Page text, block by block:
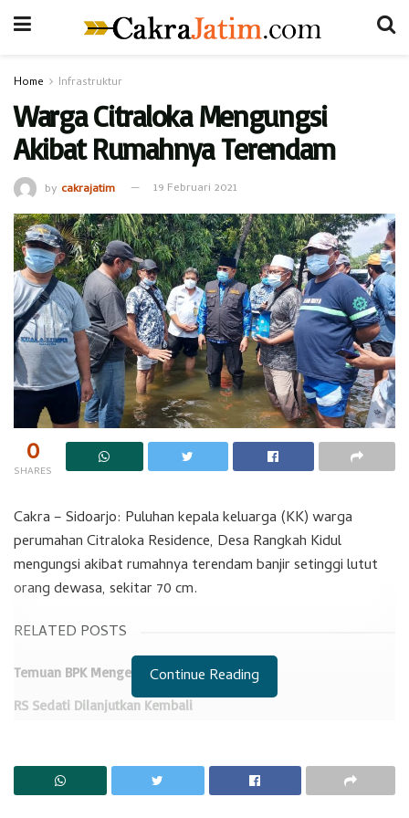
Home Infrastruktur
Warga Citraloka Mengungsi
Akibat Rumahnya Terendam
by cakrajatim 19 Februari 2021
0
SHARES
Cakra – Sidoarjo: Puluhan kepala keluarga (KK) warga
perumahan Citraloka Residence, Desa Rangkah Kidul
mengungsi akibat rumahnya terendam banjir setinggi lutut
orang dewasa, sekitar 70 cm.
RELATED POSTS
Temuan BPK Mengejutkan di Sidoarjo
RS Sedati Dilanjutkan Kembali
melakukan penyedotan dengan pompa, air yang
Continue Reading